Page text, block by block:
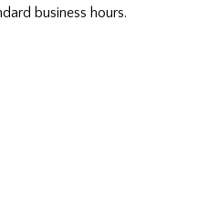
business hours.